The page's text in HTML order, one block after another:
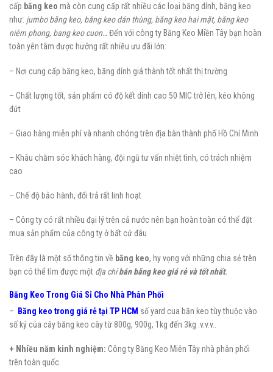
cấp băng keo mà còn cung cấp rất nhiều các loại băng dính, băng keo
như: jumbo băng keo, băng keo dán thùng, băng keo hai mặt, băng keo
niêm phong, bang keo cuon…Đến với công ty Băng Keo Miền Tây bạn hoàn
toàn yên tâm được hưởng rất nhiều ưu đãi lớn:
– Nơi cung cấp băng keo, băng dính giá thành tốt nhất thị trường
– Chất lượng tốt, sản phẩm có độ kết dính cao 50 MIC trở lên, kéo không
đứt
– Giao hàng miễn phí và nhanh chóng trên địa bàn thành phố Hồ Chí Minh
– Khâu chăm sóc khách hàng, đội ngũ tư vấn nhiệt tình, có trách nhiệm
cao
– Chế độ bảo hành, đổi trả rất linh hoạt
– Công ty có rất nhiều đại lý trên cả nước nên bạn hoàn toàn có thể đặt
mua sản phẩm của công ty ở bất cứ đâu
Trên đây là một số thông tin về băng keo, hy vọng với những chia sẻ trên
bạn có thể tìm được một địa chỉbán băng keo giá rẻ và tốt nhất.
Băng Keo Trong Giá Sỉ Cho Nhà Phân Phối
–
Băng keo trong giá rẻ tại TP HCM số yard cua băn keo tùy thuộc vào
số ký của cây băng keo cây từ 800g, 900g, 1kg đến 3kg .v.v.v..
+ Nhiều năm kinh nghiệm: Công ty Băng Keo Miên Tây nhà phân phối
trên toàn quốc.